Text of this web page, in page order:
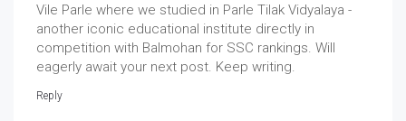
Vile Parle where we studied in Parle Tilak Vidyalaya -
another iconic educational institute directly in
competition with Balmohan for SSC rankings. Will
eagerly await your next post. Keep writing.
Reply